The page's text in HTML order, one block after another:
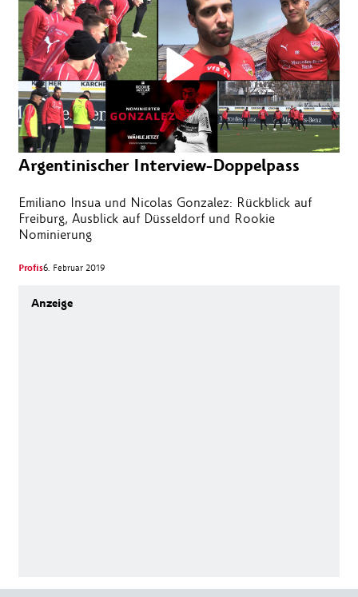
Argentinischer Interview-Doppelpass
Emiliano Insua und Nicolas Gonzalez: Rückblick auf
Freiburg, Ausblick auf Düsseldorf und Rookie
Nominierung
Profis6. Februar 2019